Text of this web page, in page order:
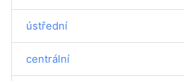
ústřední
centrální